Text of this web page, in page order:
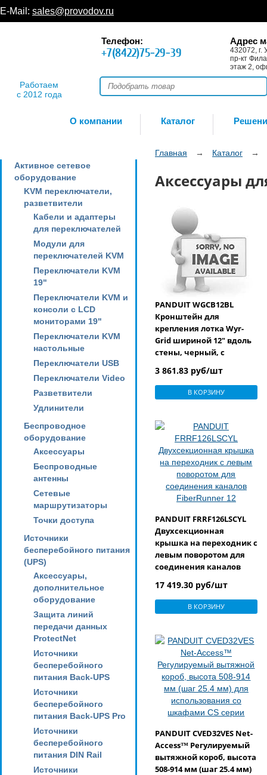
E-Mail: sales@provodov.ru
Работаем
с 2012 года
Телефон:
+7(8422)75-29-39
Адрес
432072, г.
пр-кт
этаж 2,
О компании Каталог
Активное сетевое
оборудование
KVM переключатели,
разветвители
Кабели и адаптеры
для переключателей
Модули для
переключателей KVM
Переключатели KVM
19"
Переключатели KVM и
консоли с LCD
мониторами 19"
Переключатели KVM
настольные
Переключатели USB
Переключатели Video
Разветвители
Удлинители
Беспроводное
оборудование
Аксессуары
Беспроводные
антенны
Сетевые
маршрутизаторы
Точки доступа
Источники
бесперебойного питания
(UPS)
Аксессуары,
дополнительное
оборудование
Защита линий
передачи данных
ProtectNet
Источники
бесперебойного
питания Back-UPS
Источники
бесперебойного
питания Back-UPS Pro
Источники
бесперебойного
питания DIN Rail
Источники
Главная → Каталог →
Аксессуары
PANDUIT WGCB12BL
Кронштейн для
крепления лотка Wyr-
Grid шириной 12" вдоль
стены, черный, с
3 861.83 руб/шт
В КОРЗИНУ
PANDUIT FRRF126LSCYL
Двухсекционная
крышка на переходник с
левым поворотом для
соединения каналов
мм х 100 мм) и 6" x 4" (150
мм х 100 мм), цвет
желтый
17 419.30 руб/шт
В КОРЗИНУ
PANDUIT CVED32VES Net-
Access™ Регулируемый
вытяжной короб, высота
508-914 мм (шаг 25.4 мм)